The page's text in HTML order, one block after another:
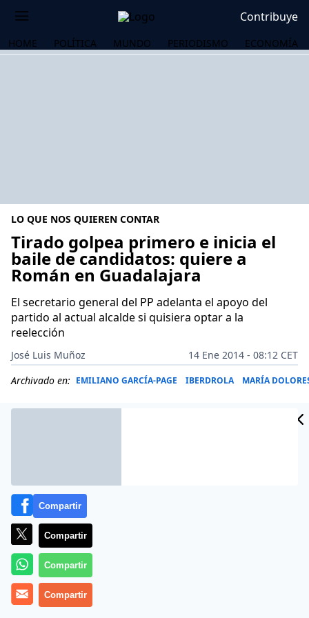
Contribuye
HOME POLÍTICA MUNDO PERIODISMO ECONOMÍA
LO QUE NOS QUIEREN CONTAR
Tirado golpea primero e inicia el
baile de candidatos: quiere a
Román en Guadalajara
El secretario general del PP adelanta el apoyo del
partido al actual alcalde si quisiera optar a la
reelección
José Luis Muñoz
14 Ene 2014 - 08:12 CET
Archivado en: EMILIANO GARCÍA-PAGE IBERDROLA MARÍA
Castilla-La Mancha se ha levantado este martes
Compartir
Compartir
Compartir
Compartir